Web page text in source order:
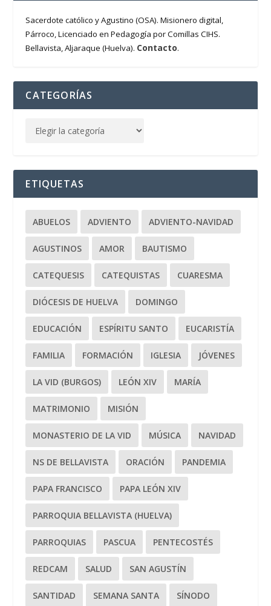
Sacerdote católico y Agustino (OSA). Misionero digital,
Párroco, Licenciado en Pedagogía por Comillas CIHS.
Bellavista, Aljaraque (Huelva). Contacto.
CATEGORÍAS
ETIQUETAS
ABUELOS ADVIENTO ADVIENTO-NAVIDAD
AGUSTINOS AMOR BAUTISMO
CATEQUESIS CATEQUISTAS CUARESMA
DIÓCESIS DE HUELVA DOMINGO
EDUCACIÓN ESPÍRITU SANTO EUCARISTÍA
FAMILIA FORMACIÓN IGLESIA JÓVENES
LA VID (BURGOS) LEÓN XIV MARÍA
MATRIMONIO MISIÓN
MONASTERIO DE LA VID MÚSICA NAVIDAD
NS DE BELLAVISTA ORACIÓN PANDEMIA
PAPA FRANCISCO PAPA LEÓN XIV
PARROQUIA BELLAVISTA (HUELVA)
PARROQUIAS PASCUA PENTECOSTÉS
REDCAM SALUD SAN AGUSTÍN
SANTIDAD SEMANA SANTA SÍNODO